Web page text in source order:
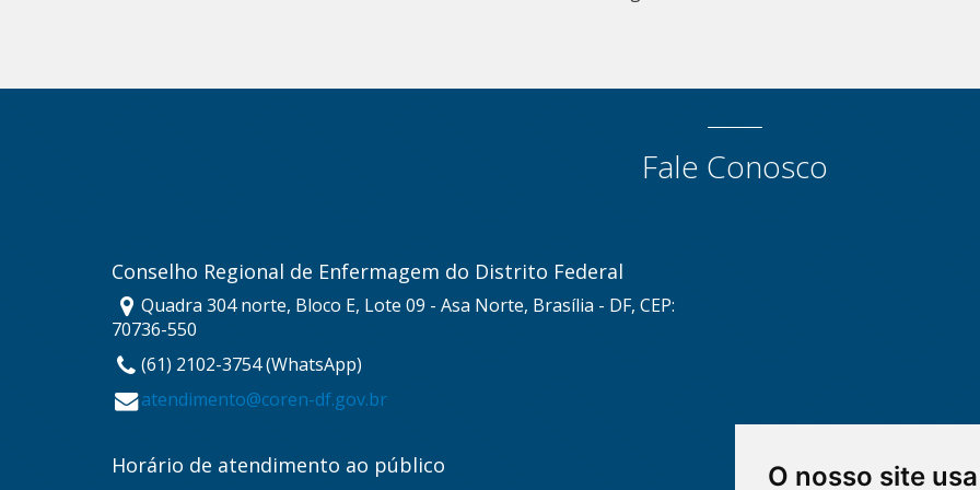
O nosso site
Fale Conosco
Conselho Regional de Enfermagem do Distrito Federal
Quadra 304 norte, Bloco E, Lote 09 - Asa Norte, Brasília - DF, CEP:
70736-550
(61) 2102-3754 (WhatsApp)
atendimento@coren-df.gov.br
Horário de atendimento ao público